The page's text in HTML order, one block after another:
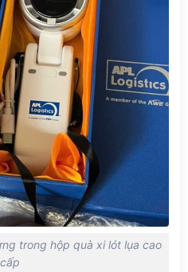
trong hộp quà xi lót lụa cao
cấp